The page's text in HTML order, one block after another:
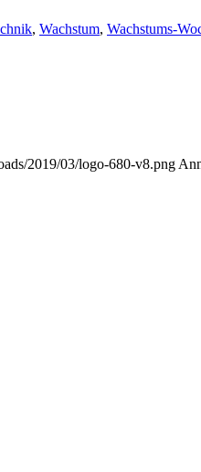
, Wachstum, Wachstums-
2019/03/logo-680-v8.png